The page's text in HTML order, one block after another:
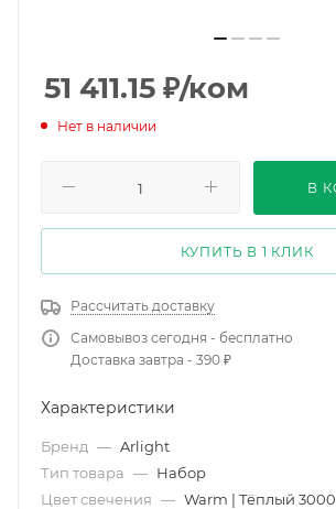
51 411.15 ₽/ком
Нет в наличии
В
КУПИТЬ В 1 КЛИК
Рассчитать доставку
Самовывоз сегодня - бесплатно
Доставка завтра - 390 ₽
Характеристики
Бренд — Arlight
Тип товара — Набор
Цвет свечения — Warm | Тёплый